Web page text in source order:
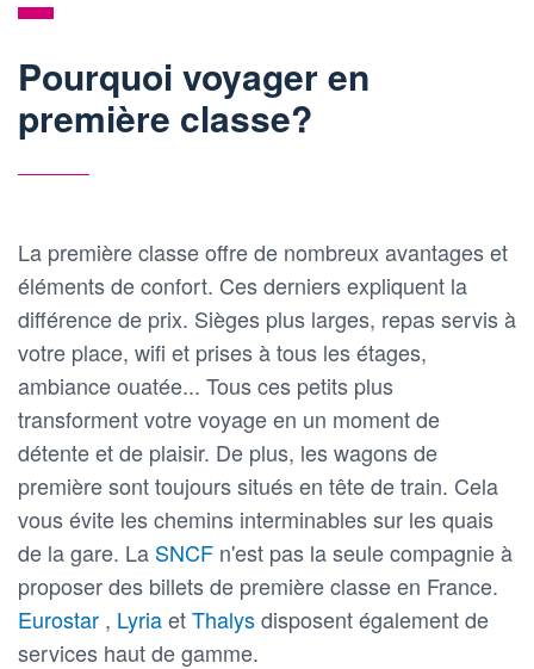
Pourquoi voyager en
première classe?
La première classe offre de nombreux avantages et
éléments de confort. Ces derniers expliquent la
différence de prix. Sièges plus larges, repas servis à
votre place, wifi et prises à tous les étages,
ambiance ouatée... Tous ces petits plus
transforment votre voyage en un moment de
détente et de plaisir. De plus, les wagons de
première sont toujours situés en tête de train. Cela
vous évite les chemins interminables sur les quais
de la gare. La SNCF n'est pas la seule compagnie à
proposer des billets de première classe en France.
Eurostar , LyriaetThalysdisposent également de
services haut de gamme.